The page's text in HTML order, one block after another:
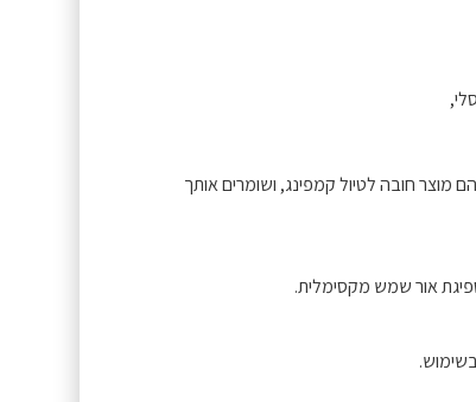
כל כך קלים וקלים להובלה, הפאנלים הסולאריים הניידים של EcoFlow הם מוצר חובה לטיול קמפינג, ושומרים אותך